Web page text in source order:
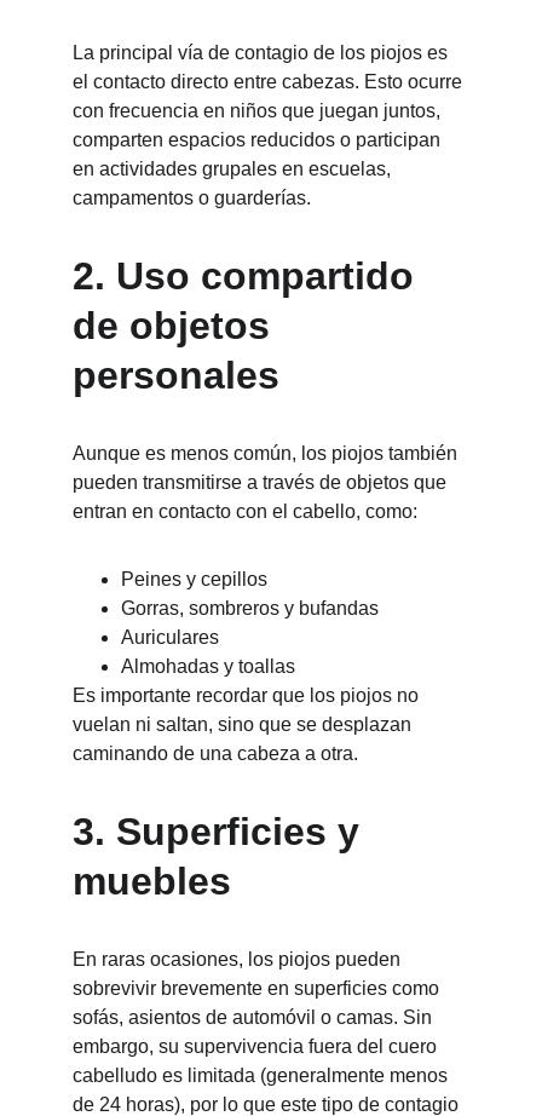
La principal vía de contagio de los piojos es
el contacto directo entre cabezas. Esto ocurre
con frecuencia en niños que juegan juntos,
comparten espacios reducidos o participan
en actividades grupales en escuelas,
campamentos o guarderías.
2. Uso compartido
de objetos
personales
Aunque es menos común, los piojos también
pueden transmitirse a través de objetos que
entran en contacto con el cabello, como:
Peines y cepillos
Gorras, sombreros y bufandas
Auriculares
Almohadas y toallas
Es importante recordar que los piojos no
vuelan ni saltan, sino que se desplazan
caminando de una cabeza a otra.
3. Superficies y
muebles
En raras ocasiones, los piojos pueden
sobrevivir brevemente en superficies como
sofás, asientos de automóvil o camas. Sin
embargo, su supervivencia fuera del cuero
cabelludo es limitada (generalmente menos
de 24 horas), por lo que este tipo de contagio